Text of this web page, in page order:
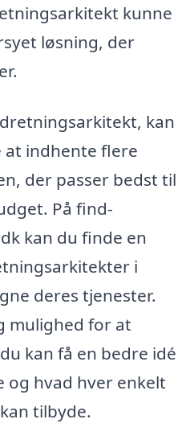
kunne
løsning, der
kan
indhente flere
der passer bedst til
På find-
kan du finde en
i
deres tjenester.
mulighed for at
kan få en bedre idé
og hvad hver enkelt
tilbyde.